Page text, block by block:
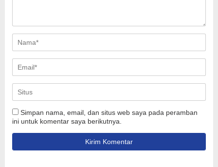
Simpan nama, email, dan situs web saya pada peramban
ini untuk komentar saya berikutnya.